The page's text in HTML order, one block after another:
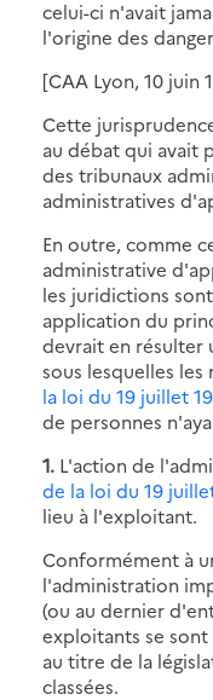
celui-ci n'avait
l'origine des
[CAA Lyon, 10 juin
Cette
au débat qui avait
des tribunaux
administratives
En outre, comme
administrative
les juridictions
application du
devrait en résulter
sous lesquelles les
la loi du 19 juillet
de personnes
1. L'action de
de la loi du 19
lieu à l'exploitant.
Conformément à
l'administration
(ou au dernier
exploitants se sont
au titre de la
classées.